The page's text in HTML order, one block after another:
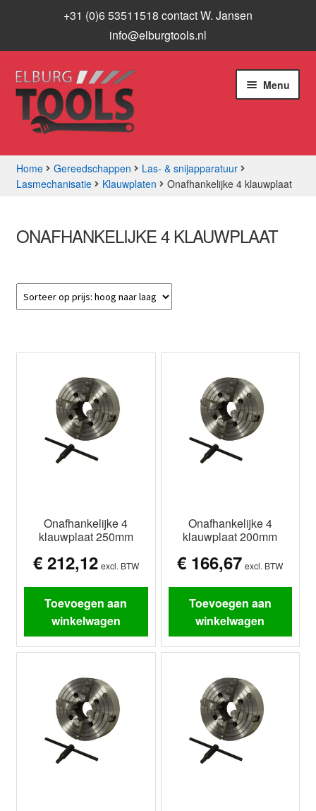
+31 (0)6 53511518 contact W. Jansen
info@elburgtools.nl
Ga
door
naar
navigatie
Ga
naar
inhoud
Menu
Assortiment
Aanbiedingen
Contact
Home Gereedschappen
Las- & snijapparatuur
Lasmechanisatie
Klauwplaten Onafhankelijke 4 klauwplaat
ONAFHANKELIJKE 4 KLAUWPLAAT
Onafhankelijke 4
klauwplaat 250mm
€212,12 excl. BTW
Toevoegen aan
winkelwagen
Onafhankelijke 4
klauwplaat 200mm
€ 166,67 excl. BTW
Toevoegen aan
winkelwagen